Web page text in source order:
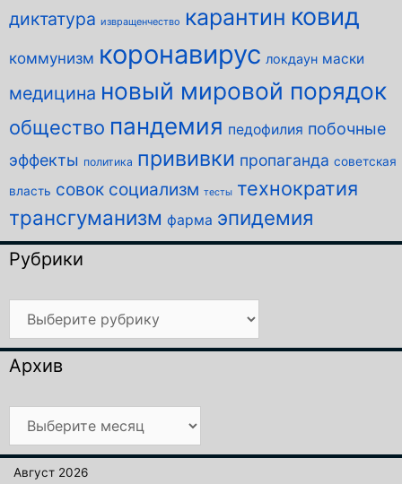
диктатура извращенчество карантин ковид
коммунизм коронавирус локдаун маски
медицина новый мировой порядок
общество пандемия педофилия побочные
эффекты политика прививки пропаганда советская
власть совок социализм тесты технократия
трансгуманизм фарма эпидемия
Рубрики
Архив
Август 2026